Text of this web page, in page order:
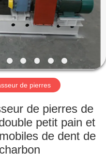
de pierres
de pierres de
petit pain et
de dent de